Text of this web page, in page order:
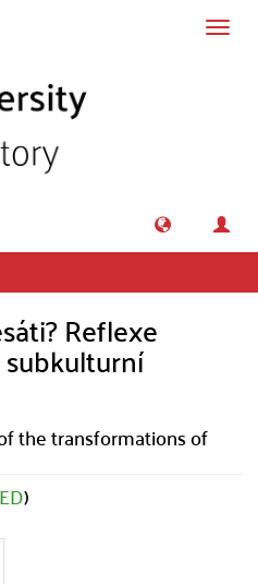
Reflexe
the transformations of
)